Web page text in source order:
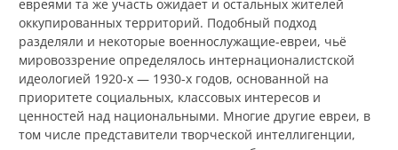
евреями та же участь ожидает и остальных жителей
оккупированных территорий. Подобный подход
разделяли и некоторые военнослужащие-евреи, чьё
мировоззрение определялось интернационалистской
идеологией 1920‑х — 1930‑х годов, основанной на
приоритете социальных, классовых интересов и
ценностей над национальными. Многие другие евреи, в
том числе представители творческой интеллигенции,